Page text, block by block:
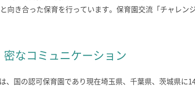
向き合った保育を行っています。保育園交流「チャレン
なコミュニケーション
、国の認可保育園であり現在埼玉県、千葉県、茨城県に